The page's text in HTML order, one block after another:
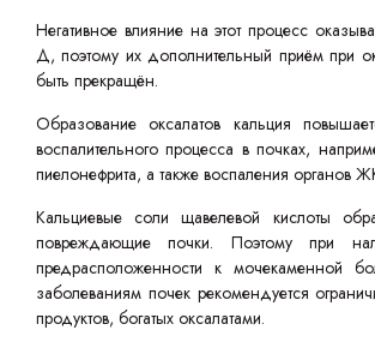
Негативное влияние на этот процесс
Д, поэтому их дополнительный приём при
быть прекращён.
Образование оксалатов кальция
воспалительного процесса в почках,
пиелонефрита, а также воспаления органов
Кальциевые соли щавелевой кислоты
повреждающие почки. Поэтому при
предрасположенности к мочекаменной
заболеваниям почек рекомендуется
продуктов, богатых оксалатами.